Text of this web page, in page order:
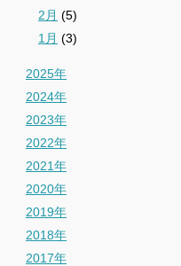
2月 (5)
1月 (3)
2025年
2024年
2023年
2022年
2021年
2020年
2019年
2018年
2017年